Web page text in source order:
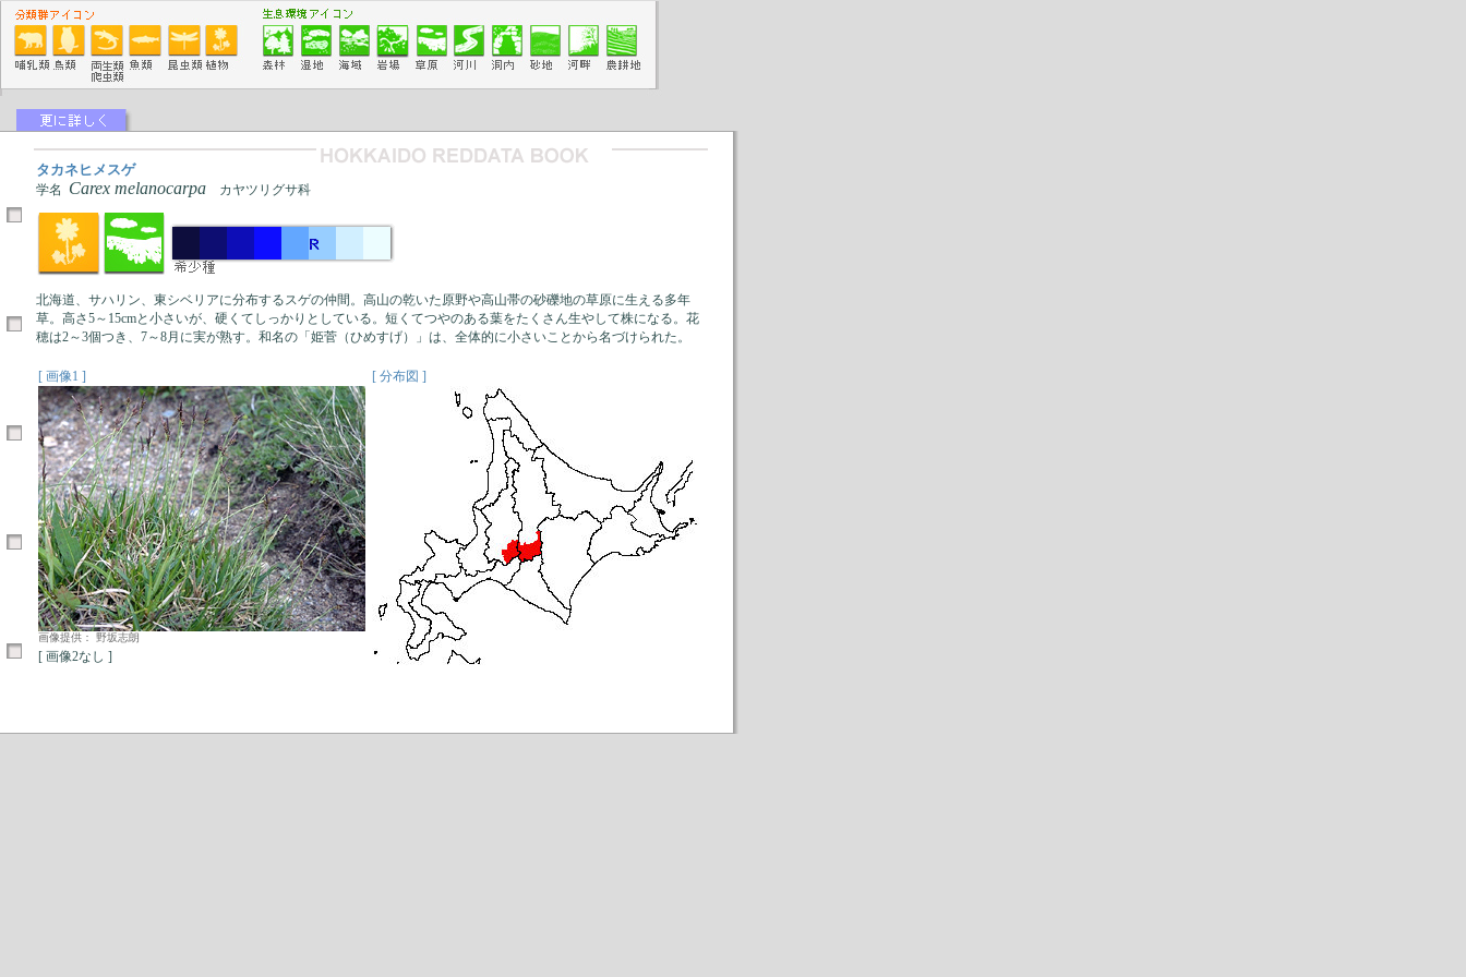
タカネヒメスゲ
学名 Carex melanocarpa カヤツリグサ科
北海道、サハリン、東シベリアに分布するスゲの仲間。高山の乾いた原野や高山帯の砂礫地の草原に生える多年
草。高さ5～15cmと小さいが、硬くてしっかりとしている。短くてつやのある葉をたくさん生やして株になる。花
穂は2～3個つき、7～8月に実が熟す。和名の「姫菅（ひめすげ）」は、全体的に小さいことから名づけられた。
[ 画像1 ]
画像提供： 野坂志朗
[ 分布図 ]
[ 画像2なし ]